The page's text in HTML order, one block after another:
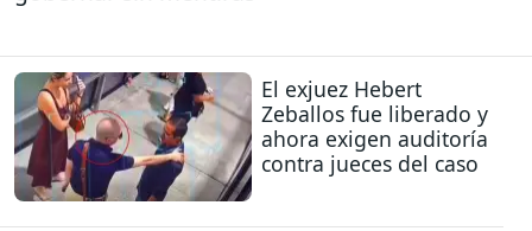
El exjuez Hebert
Zeballos fue liberado y
ahora exigen auditoría
contra jueces del caso